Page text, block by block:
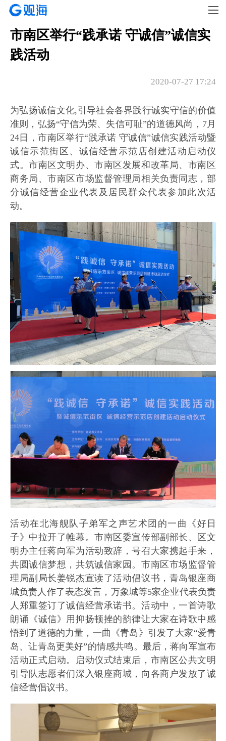
市南区举行“践承诺 守诚信”诚信实
践活动
2020-07-27 17:24
为弘扬诚信文化,引导社会各界践行诚实守信的价值
准则，弘扬“守信为荣、失信可耻”的道德风尚，7月
24日，市南区举行“践承诺 守诚信”诚信实践活动暨
诚信示范街区、诚信经营示范店创建活动启动仪
式。市南区文明办、市南区发展和改革局、市南区
商务局、市南区市场监督管理局相关负责同志，部
分诚信经营企业代表及居民群众代表参加此次活
动。
活动在北海舰队子弟军之声艺术团的一曲《好日
子》中拉开了帷幕。市南区委宣传部副部长、区文
明办主任蒋向军为活动致辞，号召大家携起手来，
共圆诚信梦想，共筑诚信家园。市南区市场监督管
理局副局长姜锐杰宣读了活动倡议书，青岛银座商
城负责人作了表态发言，万象城等5家企业代表负责
人郑重签订了诚信经营承诺书。活动中，一首诗歌
朗诵《诚信》用抑扬顿挫的韵律让大家在诗歌中感
悟到了道德的力量，一曲《青岛》引发了大家“爱青
岛、让青岛更美好”的情感共鸣。最后，蒋向军宣布
活动正式启动。启动仪式结束后，市南区公共文明
引导队志愿者们深入银座商城，向各商户发放了诚
信经营倡议书。